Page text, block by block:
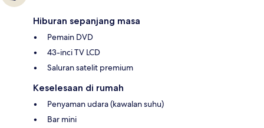
Hiburan sepanjang masa
Pemain DVD
43-inci TV LCD
Saluran satelit premium
Keselesaan di rumah
Penyaman udara (kawalan suhu)
Bar mini